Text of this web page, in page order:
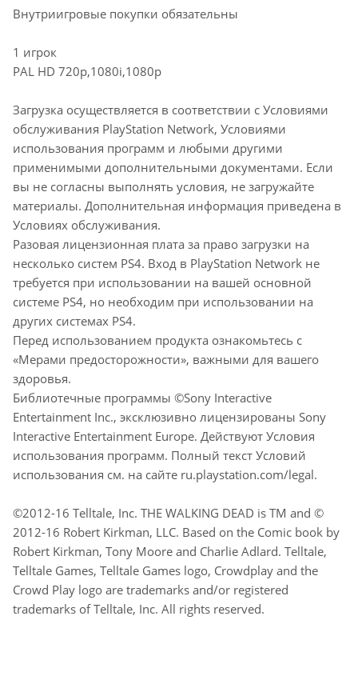
Внутриигровые покупки обязательны
1 игрок
PAL HD 720p,1080i,1080p
Загрузка осуществляется в соответствии с Условиями
обслуживания PlayStation Network, Условиями
использования программ и любыми другими
применимыми дополнительными документами. Если
вы не согласны выполнять условия, не загружайте
материалы. Дополнительная информация приведена в
Условиях обслуживания.
Разовая лицензионная плата за право загрузки на
несколько систем PS4. Вход в PlayStation Network не
требуется при использовании на вашей основной
системе PS4, но необходим при использовании на
других системах PS4.
Перед использованием продукта ознакомьтесь с
«Мерами предосторожности», важными для вашего
здоровья.
Библиотечные программы ©Sony Interactive
Entertainment Inc., эксклюзивно лицензированы Sony
Interactive Entertainment Europe. Действуют Условия
использования программ. Полный текст Условий
использования см. на сайте ru.playstation.com/legal.
©2012-16 Telltale, Inc. THE WALKING DEAD is TM and ©
2012-16 Robert Kirkman, LLC. Based on the Comic book by
Robert Kirkman, Tony Moore and Charlie Adlard. Telltale,
Telltale Games, Telltale Games logo, Crowdplay and the
Crowd Play logo are trademarks and/or registered
trademarks of Telltale, Inc. All rights reserved.